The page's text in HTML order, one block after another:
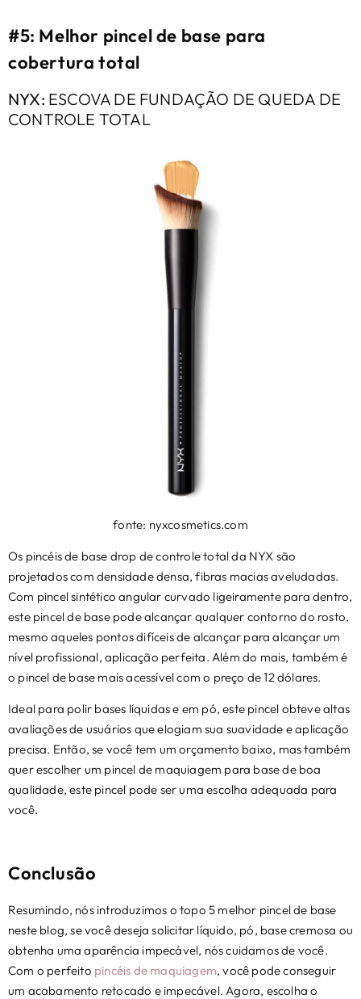
#5: Melhor pincel de base para
cobertura total
NYX: ESCOVA DE FUNDAÇÃO DE QUEDA DE
CONTROLE TOTAL
fonte: nyxcosmetics.com
Os pincéis de base drop de controle total da NYX são
projetados com densidade densa, fibras macias aveludadas.
Com pincel sintético angular curvado ligeiramente para dentro,
este pincel de base pode alcançar qualquer contorno do rosto,
mesmo aqueles pontos difíceis de alcançar para alcançar um
nível profissional, aplicação perfeita. Além do mais, também é
o pincel de base mais acessível com o preço de 12 dólares.
Ideal para polir bases líquidas e em pó, este pincel obteve altas
avaliações de usuários que elogiam sua suavidade e aplicação
precisa. Então, se você tem um orçamento baixo, mas também
quer escolher um pincel de maquiagem para base de boa
qualidade, este pincel pode ser uma escolha adequada para
você.
Conclusão
Resumindo, nós introduzimos o topo 5 melhor pincel de base
neste blog, se você deseja solicitar líquido, pó, base cremosa ou
obtenha uma aparência impecável, nós cuidamos de você.
Com o perfeito pincéis de maquiagem, você pode conseguir
um acabamento retocado e impecável. Agora, escolha o